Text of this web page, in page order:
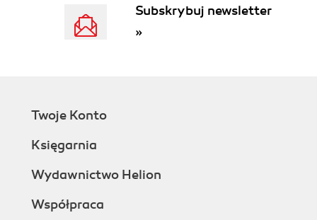
Subskrybuj newsletter
»
Twoje Konto
Księgarnia
Wydawnictwo Helion
Współpraca